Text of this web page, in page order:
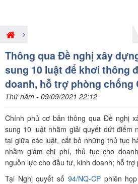
Hoạt động PBGDPL ở Trung ương
Thông qua Đề nghị xây
sung 10 luật để khơi thông
doanh, hỗ trợ phòng chống
Thứ năm - 09/09/2021 22:12
Chính phủ cơ bản thông qua Đề nghị
sung 10 luật nhằm giải quyết dứt điểm
tại giữa các luật, cắt bỏ những thủ tục
nhằm giảm chi phí, thủ tục cho
nguồn lực cho đầu tư, kinh doanh; hỗ
Tại Nghị quyết số 94/NQ-CPphiên